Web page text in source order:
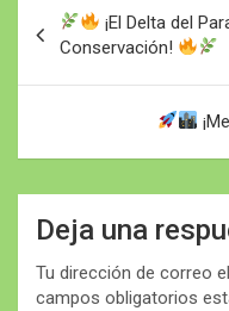
de
entradas
¡El Delta del
Conservación!
Deja una
Tu dirección de correo
campos obligatorios